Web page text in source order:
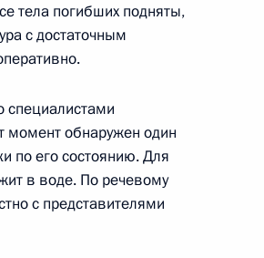
тела погибших подняты,
с достаточным
специалистами
момент обнаружен один
по его состоянию. Для
в воде. По речевому
с представителями